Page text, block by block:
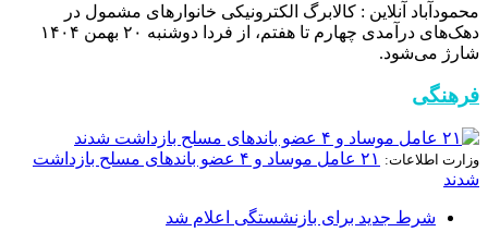
محمودآباد آنلاین : کالابرگ الکترونیکی خانوار‌های مشمول در
دهک‌های درآمدی چهارم تا هفتم، از فردا دوشنبه ۲۰ بهمن ۱۴۰۴
شارژ می‌شود.
فرهنگی
وزارت اطلاعات:
۲۱ عامل موساد و ۴ عضو باند‌های مسلح بازداشت
شدند
شرط جدید برای بازنشستگی اعلام شد